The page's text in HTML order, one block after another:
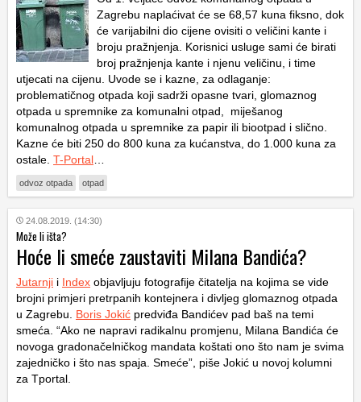
Zagrebu naplaćivat će se 68,57 kuna fiksno, dok
će varijabilni dio cijene ovisiti o veličini kante i
broju pražnjenja. Korisnici usluge sami će birati
broj pražnjenja kante i njenu veličinu, i time
utjecati na cijenu. Uvode se i kazne, za odlaganje:
problematičnog otpada koji sadrži opasne tvari, glomaznog
otpada u spremnike za komunalni otpad, miješanog
komunalnog otpada u spremnike za papir ili biootpad i slično.
Kazne će biti 250 do 800 kuna za kućanstva, do 1.000 kuna za
ostale. T-Portal
odvoz otpada otpad
24.08.2019. (14:30)
Može li išta?
Hoće li smeće zaustaviti Milana Bandića?
Jutarnji i Index objavljuju fotografije čitatelja na kojima se vide
brojni primjeri pretrpanih kontejnera i divljeg glomaznog otpada
u Zagrebu. Boris Jokić predviđa Bandićev pad baš na temi
smeća. “Ako ne napravi radikalnu promjenu, Milana Bandića će
novoga gradonačelničkog mandata koštati ono što nam je svima
zajedničko i što nas spaja. Smeće”, piše Jokić u novoj kolumni
za Tportal.